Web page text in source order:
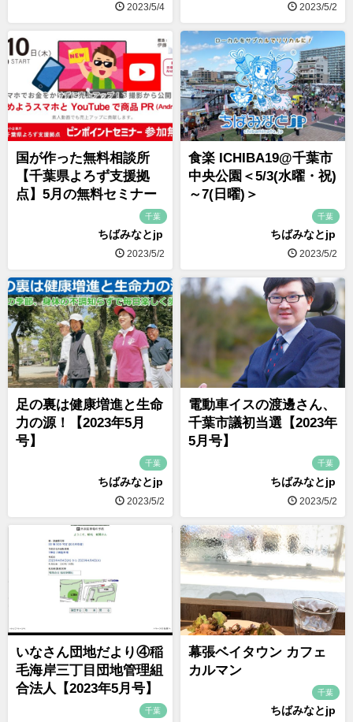
2023/5/4 2023/5/2
国が作った無料相談所
【千葉県よろず支援拠
点】5月の無料セミナー
千葉
ちばみなとjp
2023/5/2
食楽 ICHIBA19@千葉市
中央公園＜5/3(水曜・祝)
～7(日曜)＞
千葉
ちばみなとjp
2023/5/2
足の裏は健康増進と生命
力の源！【2023年5月
号】
千葉
ちばみなとjp
2023/5/2
電動車イスの渡邊さん、
千葉市議初当選【2023年
5月号】
千葉
ちばみなとjp
2023/5/2
いなさん団地だより④稲
毛海岸三丁目団地管理組
合法人【2023年5月号】
千葉
幕張ベイタウン カフェ
カルマン
千葉
ちばみなとjp